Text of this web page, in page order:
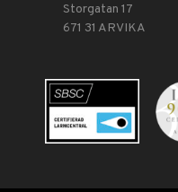
Storgatan 17
671 31 ARVIKA